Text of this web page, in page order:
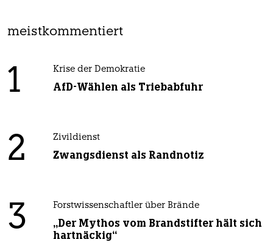
meistkommentiert
1 Krise der Demokratie
AfD-Wählen als Triebabfuhr
2 Zivildienst
Zwangsdienst als Randnotiz
3 Forstwissenschaftler über Brände
„Der Mythos vom Brandstifter hält sich
hartnäckig“